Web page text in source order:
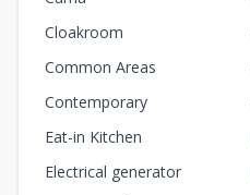
Cloakroom
Common Areas
Contemporary
Eat-in Kitchen
Electrical generator